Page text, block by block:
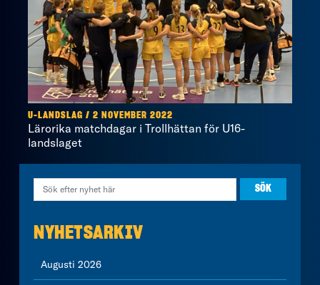
U-LANDSLAG / 2 NOVEMBER 2022
Lärorika matchdagar i Trollhättan för U16-
landslaget
NYHETSARKIV
Augusti 2026